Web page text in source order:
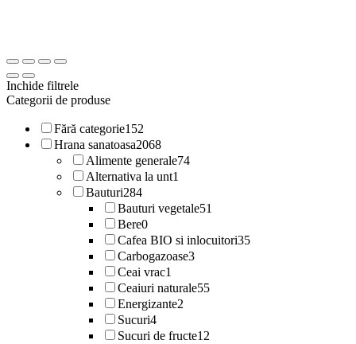
Inchide filtrele
Categorii de produse
Fără categorie152
Hrana sanatoasa2068
Alimente generale74
Alternativa la unt1
Bauturi284
Bauturi vegetale51
Bere0
Cafea BIO si inlocuitori35
Carbogazoase3
Ceai vrac1
Ceaiuri naturale55
Energizante2
Sucuri4
Sucuri de fructe12